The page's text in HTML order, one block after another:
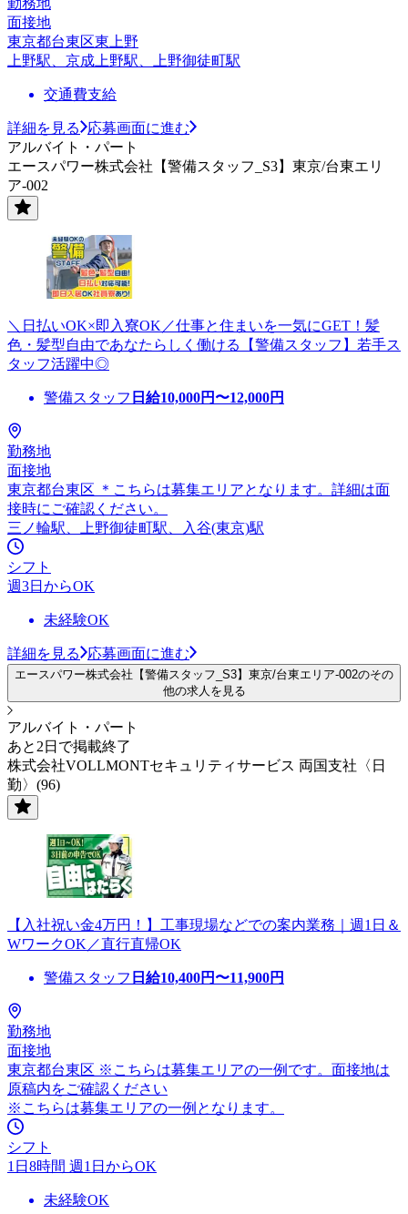
面接地
東京都台東区東上野
上野駅、京成上野駅、上野御徒町駅
交通費支給
詳細を見る
応募画面に進む
アルバイト・パート
エースパワー株式会社【警備スタッフ_S3】東京/台東エリ
ア-002
＼日払いOK×即入寮OK／仕事と住まいを一気にGET！髪
色・髪型自由であなたらしく働ける【警備スタッフ】若手ス
タッフ活躍中◎
警備スタッフ 日給10,000円〜12,000円
勤務地
面接地
東京都台東区 ＊こちらは募集エリアとなります。詳細は面
接時にご確認ください。
三ノ輪駅、上野御徒町駅、入谷(東京)駅
シフト
週3日からOK
未経験OK
詳細を見る 応募画面に進む
エースパワー株式会社【警備スタッフ_S3】東京/台東エリア-002のその
他の求人を見る
アルバイト・パート
あと2日で掲載終了
株式会社VOLLMONTセキュリティサービス 両国支社〈日
勤〉(96)
【入社祝い金4万円！】工事現場などでの案内業務｜週1日＆
WワークOK／直行直帰OK
警備スタッフ 日給10,400円〜11,900円
勤務地
面接地
東京都台東区 ※こちらは募集エリアの一例です。面接地は
原稿内をご確認ください
※こちらは募集エリアの一例となります。
シフト
1日8時間 週1日からOK
未経験OK